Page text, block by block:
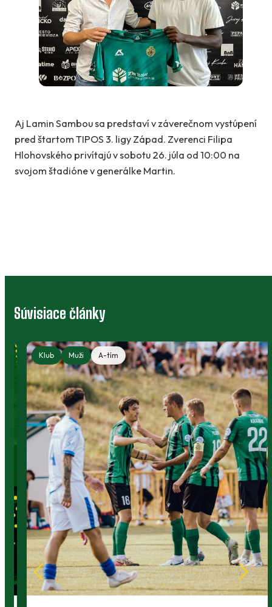
Aj Lamin Sambou sa predstaví v záverečnom vystúpení
pred štartom TIPOS 3. ligy Západ. Zverenci Filipa
Hlohovského privítajú v sobotu 26. júla od 10:00 na
svojom štadióne v generálke Martin.
Súvisiace články
Klub Muži A-tím